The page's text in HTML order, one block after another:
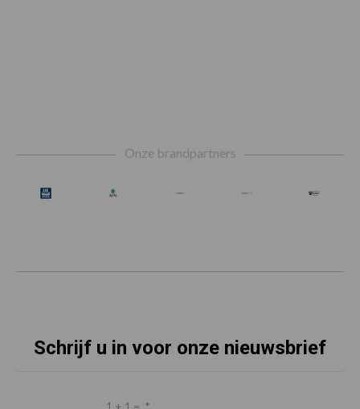
Onze brandpartners
Schrijf u in voor onze nieuwsbrief
1 + 1 = *